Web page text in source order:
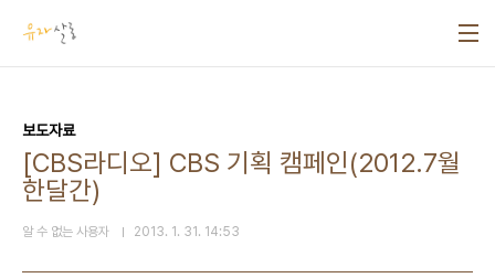
보도자료
[CBS라디오] CBS 기획 캠페인(2012.7월
한달간)
알 수 없는 사용자 2013. 1. 31. 14:53